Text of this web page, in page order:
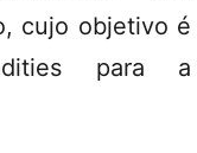
cujo objetivo é
para a